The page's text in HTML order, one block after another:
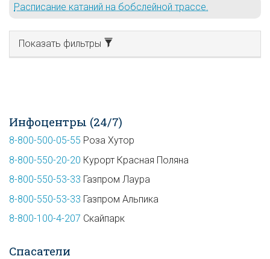
Расписание катаний на бобслейной трассе.
Показать фильтры
Инфоцентры (24/7)
8-800-500-05-55 Роза Хутор
8-800-550-20-20 Курорт Красная Поляна
8-800-550-53-33 Газпром Лаура
8-800-550-53-33 Газпром Альпика
8-800-100-4-207 Скайпарк
Спасатели